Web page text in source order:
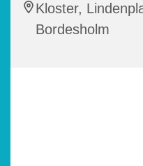
Kloster,
Bordesholm